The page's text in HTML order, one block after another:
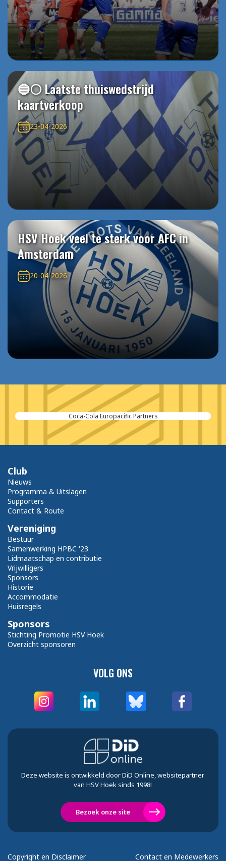
🔵⚪️ Laatste thuiswedstrijd
kaartverkoop
23-04-2026
HSV Hoek veel te sterk voor AFC in
Amsterdam
20-04-2026
Kubus Administratiekantoren
VOLG ONS
Club
Nieuws
Programma & Uitslagen
Supporters
Contact & Route
Vereniging
Bestuur
Samenwerking HPBC '23
Lidmaatschap en contributie
Vrijwilligers
Sponsors
Historie
Accommodatie
Huisregels
Sponsors
Stichting Promotie HSV Hoek
Overzicht sponsoren
Deze website is ontwikkeld door DiD Online, websitepartner
van HSV Hoek sinds 1998!
Bezoek onze site
Copyright en Disclaimer Contact en Medewerkers